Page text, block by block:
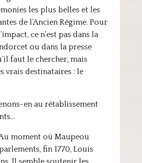
les plus belles et les
de l’Ancien Régime. Pour
ce n’est pas dans la
ou dans la presse
faut le chercher, mais
vrais destinataires : le
en au rétablissement
moment où Maupeou
fin 1770, Louis